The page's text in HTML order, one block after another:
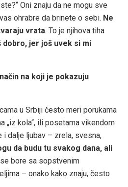
Oni znaju da ne mogu sve
ohrabre da brinete o sebi. Ne
vrata. To je njihova tiha
dobro, jer još uvek si mi
na koji je pokazuju
u Srbiji često meri porukama
„iz kola“, ili posetama vikendom
dalje ljubav – zrela, svesna,
da budu tu svakog dana, ali
bore sa sopstvenim
– onako kako znaju, često